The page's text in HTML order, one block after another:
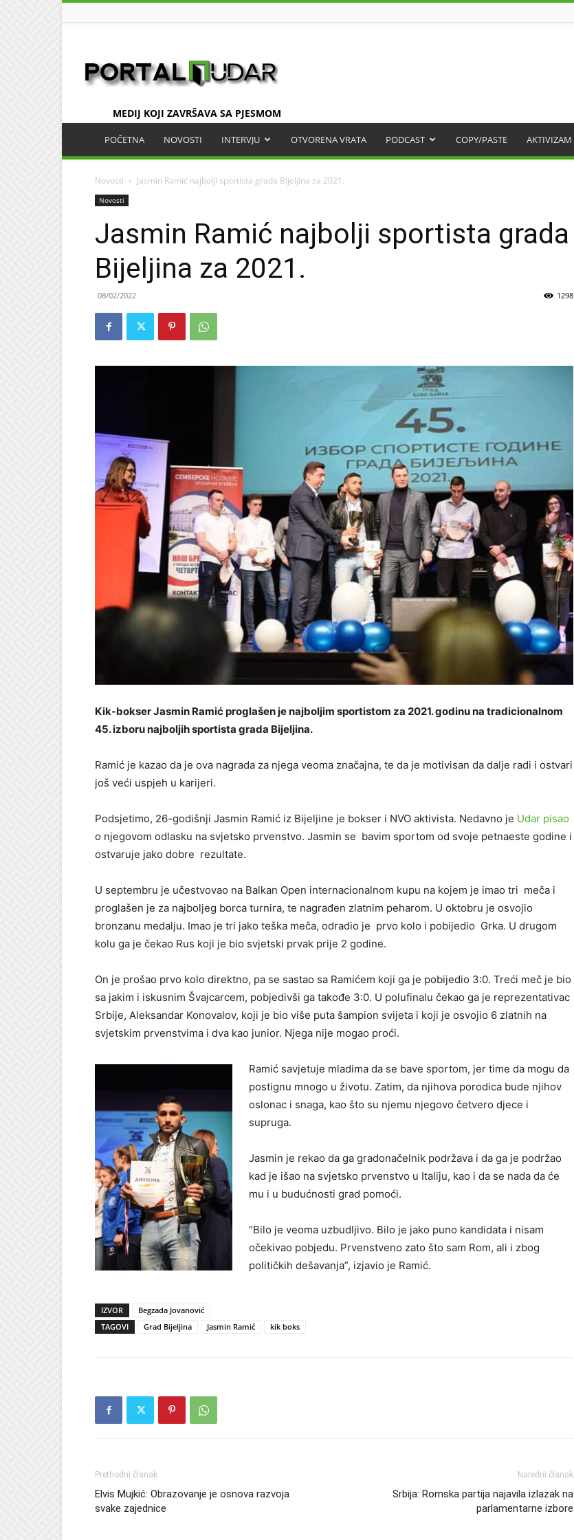
MEDIJ KOJI ZAVRŠAVA SA PJESMOM
POČETNA NOVOSTI INTERVJU OTVORENA VRATA PODCAST COPY/PASTE AKTIVIZAM
Novosti Jasmin Ramić najbolji sportista grada Bijeljina za 2021.
Novosti
Jasmin Ramić najbolji sportista grada
Bijeljina za 2021.
08/02/2022 1298
Kik-bokser Jasmin Ramić proglašen je najboljim sportistom za 2021. godinu na tradicionalnom
45. izboru najboljih sportista grada Bijeljina.
Ramić je kazao da je ova nagrada za njega veoma značajna, te da je motivisan da dalje radi i ostvari
još veći uspjeh u karijeri.
Podsjetimo, 26-godišnji Jasmin Ramić iz Bijeljine je bokser i NVO aktivista. Nedavno je Udar pisao
o njegovom odlasku na svjetsko prvenstvo. Jasmin se bavim sportom od svoje petnaeste godine i
ostvaruje jako dobre rezultate.
U septembru je učestvovao na Balkan Open internacionalnom kupu na kojem je imao tri meča i
proglašen je za najboljeg borca turnira, te nagrađen zlatnim peharom. U oktobru je osvojio
bronzanu medalju. Imao je tri jako teška meča, odradio je prvo kolo i pobijedio Grka. U drugom
kolu ga je čekao Rus koji je bio svjetski prvak prije 2 godine.
On je prošao prvo kolo direktno, pa se sastao sa Ramićem koji ga je pobijedio 3:0. Treći meč je bio
sa jakim i iskusnim Švajcarcem, pobjedivši ga takođe 3:0. U polufinalu čekao ga je reprezentativac
Srbije, Aleksandar Konovalov, koji je bio više puta šampion svijeta i koji je osvojio 6 zlatnih na
svjetskim prvenstvima i dva kao junior. Njega nije mogao proći.
Ramić savjetuje mladima da se bave sportom, jer time da mogu da
postignu mnogo u životu. Zatim, da njihova porodica bude njihov
oslonac i snaga, kao što su njemu njegovo četvero djece i
supruga.
Jasmin je rekao da ga gradonačelnik podržava i da ga je podržao
kad je išao na svjetsko prvenstvo u Italiju, kao i da se nada da će
mu i u budućnosti grad pomoći.
“Bilo je veoma uzbudljivo. Bilo je jako puno kandidata i nisam
očekivao pobjedu. Prvenstveno zato što sam Rom, ali i zbog
političkih dešavanja”, izjavio je Ramić.
IZVOR
Begzada Jovanović
TAGOVI
Grad Bijeljina Jasmin Ramić kik boks
Prethodni članak
Elvis Mujkić: Obrazovanje je osnova razvoja
svake zajednice
Naredni članak
Srbija: Romska partija najavila izlazak na
parlamentarne izbore